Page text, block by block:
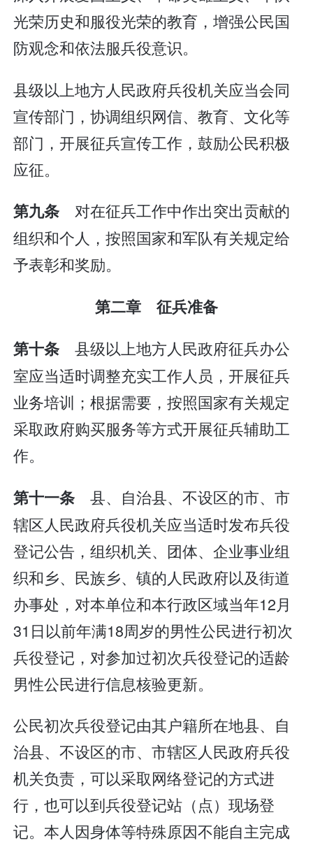
光荣历史和服役光荣的教育，增强公民国
防观念和依法服兵役意识。
县级以上地方人民政府兵役机关应当会同
宣传部门，协调组织网信、教育、文化等
部门，开展征兵宣传工作，鼓励公民积极
应征。
第九条 对在征兵工作中作出突出贡献的
组织和个人，按照国家和军队有关规定给
予表彰和奖励。
第二章 征兵准备
第十条 县级以上地方人民政府征兵办公
室应当适时调整充实工作人员，开展征兵
业务培训；根据需要，按照国家有关规定
采取政府购买服务等方式开展征兵辅助工
作。
第十一条 县、自治县、不设区的市、市
辖区人民政府兵役机关应当适时发布兵役
登记公告，组织机关、团体、企业事业组
织和乡、民族乡、镇的人民政府以及街道
办事处，对本单位和本行政区域当年12月
31日以前年满18周岁的男性公民进行初次
兵役登记，对参加过初次兵役登记的适龄
男性公民进行信息核验更新。
公民初次兵役登记由其户籍所在地县、自
治县、不设区的市、市辖区人民政府兵役
机关负责，可以采取网络登记的方式进
行，也可以到兵役登记站（点）现场登
记。本人因身体等特殊原因不能自主完成